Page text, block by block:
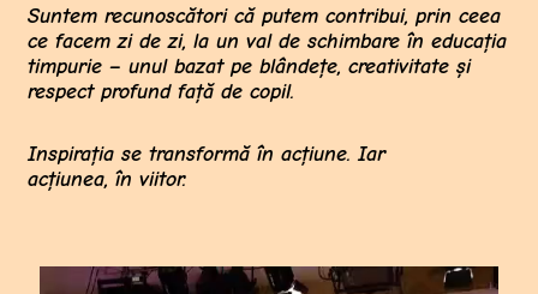
Suntem recunoscători că putem contribui, prin ceea
ce facem zi de zi, la un val de schimbare în educația
timpurie – unul bazat pe blândețe, creativitate și
respect profund față de copil.
Inspirația se transformă în acțiune. Iar
acțiunea, în viitor.